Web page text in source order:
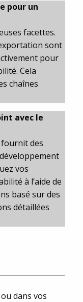
pour un
facettes.
sont
pour
Cela
chaînes
avec le
des
vos
à l’aide de
basé sur des
détaillées
dans vos